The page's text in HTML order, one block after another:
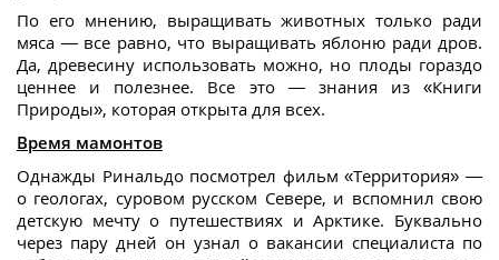
По его мнению, выращивать животных только ради
мяса — все равно, что выращивать яблоню ради дров.
Да, древесину использовать можно, но плоды гораздо
ценнее и полезнее. Все это — знания из «Книги
Природы», которая открыта для всех.
Время мамонтов
Однажды Ринальдо посмотрел фильм «Территория» —
о геологах, суровом русском Севере, и вспомнил свою
детскую мечту о путешествиях и Арктике. Буквально
через пару дней он узнал о вакансии специалиста по